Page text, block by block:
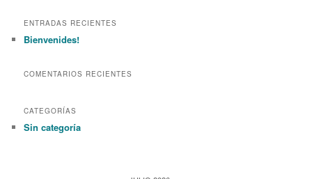
r
h
ENTRADAS RECIENTES
Bienvenides!
COMENTARIOS RECIENTES
CATEGORÍAS
Sin categoría